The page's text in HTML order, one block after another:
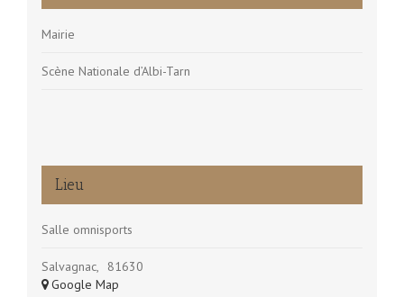
Mairie
Scène Nationale d’Albi-Tarn
Lieu
Salle omnisports
Salvagnac,
81630
+ Google Map